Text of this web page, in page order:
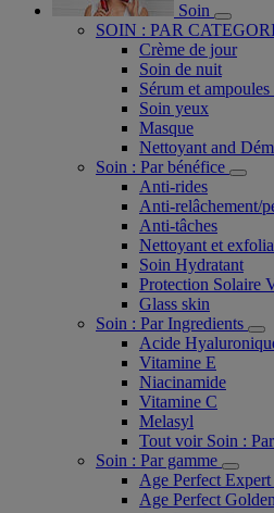
Soin
SOIN : PAR
Crème de jour
Soin de nuit
Sérum et ampoules
Soin yeux
Masque
Nettoyant and
Soin : Par bénéfice
Anti-rides
Anti-relâchement/
Anti-tâches
Nettoyant et
Soin Hydratant
Protection Solaire
Glass skin
Soin : Par Ingredients
Acide
Vitamine E
Niacinamide
Vitamine C
Melasyl
Tout voir Soin :
Soin : Par gamme
Age Perfect
Age Perfect